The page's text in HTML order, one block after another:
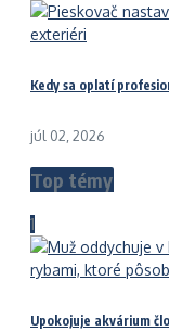
Kedy sa oplatí
júl 02, 2026
Top témy
1
Upokojuje akvárium